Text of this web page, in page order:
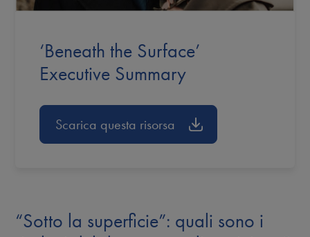
‘Beneath the Surface’
Executive Summary
Scarica questa risorsa
“Sotto la superficie”: quali sono i